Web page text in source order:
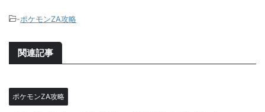
-ポケモンZA攻略
関連記事
ポケモンZA攻略